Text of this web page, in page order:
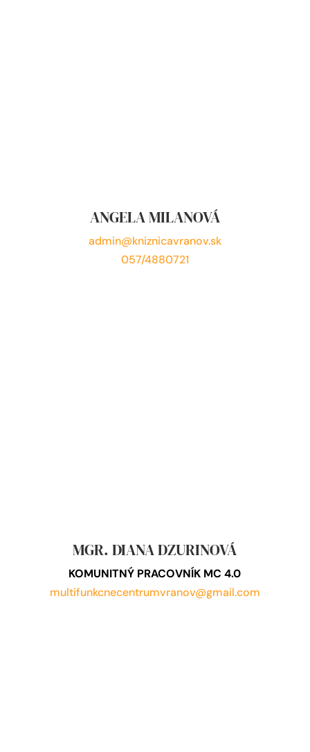
ANGELA MILANOVÁ
admin@kniznicavranov.sk
057/4880721
MGR. DIANA DZURINOVÁ
KOMUNITNÝ PRACOVNÍK MC 4.0
multifunkcnecentrumvranov@gmail.com